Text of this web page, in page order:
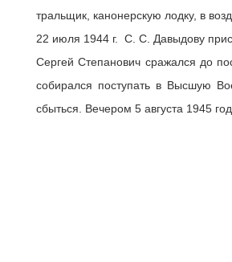
тральщик, канонерскую лодку, в
22 июля 1944 г. С. С. Давыдову
Сергей Степанович сражался до
собирался поступать в Высшую
сбыться. Вечером 5 августа 1945